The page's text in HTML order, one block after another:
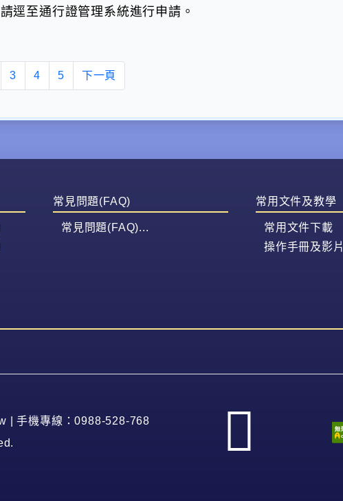
逕至通行證管理系統進行申請。
3 4 5 下一頁
常見問題(FAQ)
常見問題(FAQ)...
常用文件及教學
常用文件下載
操作手冊及影片
| 手機專線：0988-528-768